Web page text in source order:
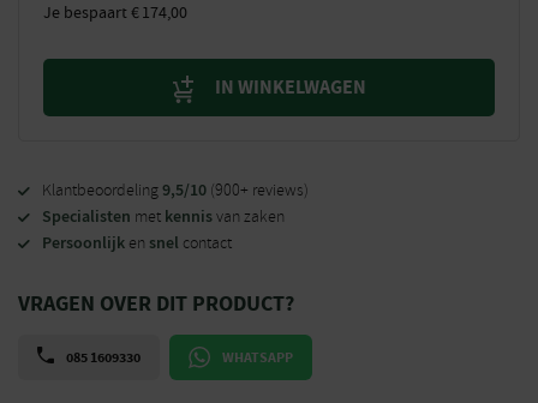
Je bespaart€174,00
IN WINKELWAGEN
Klantbeoordeling9,5/10 (900+ reviews)
Specialisten met kennisvan zaken
Persoonlijk en snel contact
VRAGEN OVER DIT PRODUCT?
085 1609330 WHATSAPP